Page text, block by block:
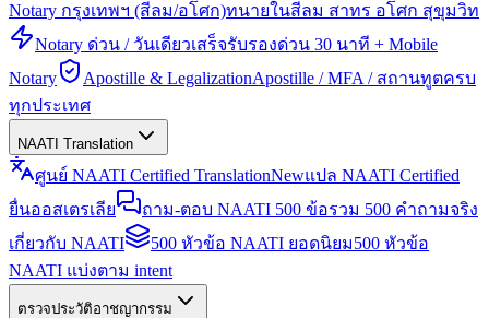
Notary กรุงเทพฯ (สีลม/อโศก)ทนายในสีลม สาทร อโศก สุขุมวิท
Notary ด่วน / วันเดียวเสร็จรับรองด่วน 30 นาที + Mobile
Notary
Apostille & LegalizationApostille / MFA / สถานทูตครบ
ทุกประเทศ
NAATI Translation
ศูนย์ NAATI Certified TranslationNewแปล NAATI Certified
ยื่นออสเตรเลีย
ถาม-ตอบ NAATI 500 ข้อรวม 500 คำถามจริง
เกี่ยวกับ NAATI
500 หัวข้อ NAATI ยอดนิยม500 หัวข้อ
NAATI แบ่งตาม intent
ตรวจประวัติอาชญากรรม